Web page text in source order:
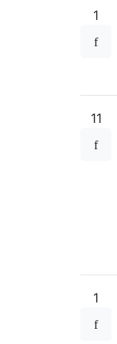
1
11
1